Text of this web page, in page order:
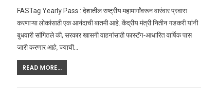
FASTag Yearly Pass : देशातील राष्ट्रीय महामार्गांवरून वारंवार प्रवास
करणाऱ्या लोकांसाठी एक आनंदाची बातमी आहे. केंद्रीय मंत्री नितीन गडकरी यांनी
बुधवारी सांगितले की, सरकार खासगी वाहनांसाठी फास्टॅग-आधारित वार्षिक पास
जारी करणार आहे, ज्याची…
READ MORE...